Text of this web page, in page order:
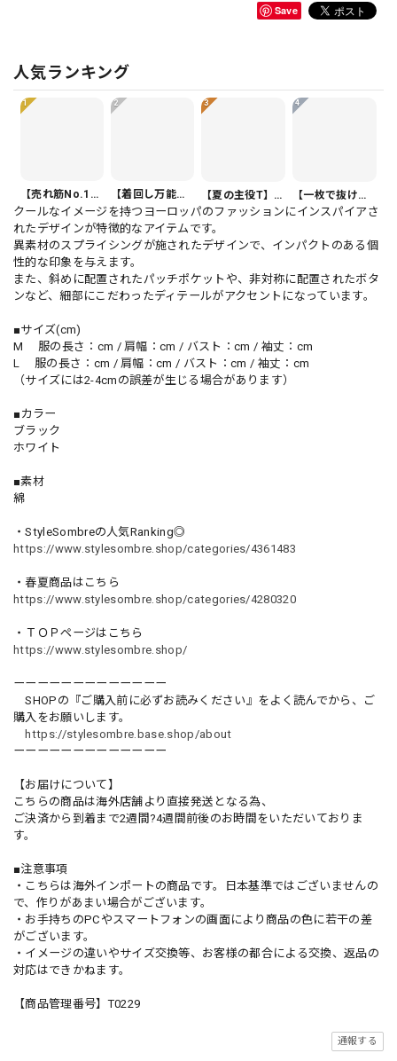
Save
人気ランキング
1
【売れ筋No.1】ボタンフロント バルーンシルエット ハーフ丈 パンツ 1color PT0407
2
【着回し万能】カジュアルクロップドパンツ PT0341
3
【夏の主役T】Vネック 半袖 アシンメトリー裾 ゆったり カットソー 1color T0508
4
【一枚で抜け感】オーバーサイズ 半袖 ドルマンスリーブ シャツ 1color PU0494
クールなイメージを持つヨーロッパのファッションにインスパイアさ
れたデザインが特徴的なアイテムです。
異素材のスプライシングが施されたデザインで、インパクトのある個
性的な印象を与えます。
また、斜めに配置されたパッチポケットや、非対称に配置されたボタ
ンなど、細部にこだわったディテールがアクセントになっています。
■サイズ(cm)
M 服の長さ：cm / 肩幅：cm / バスト：cm / 袖丈：cm
L 服の長さ：cm / 肩幅：cm / バスト：cm / 袖丈：cm
（サイズには2-4cmの誤差が生じる場合があります）
■カラー
ブラック
ホワイト
■素材
綿
・StyleSombreの人気Ranking◎
https://www.stylesombre.shop/categories/4361483
・春夏商品はこちら
https://www.stylesombre.shop/categories/4280320
・ＴＯＰページはこちら
https://www.stylesombre.shop/
ーーーーーーーーーーーーー
SHOPの『ご購入前に必ずお読みください』をよく読んでから、ご
購入をお願いします。
https://stylesombre.base.shop/about
ーーーーーーーーーーーーー
【お届けについて】
こちらの商品は海外店舗より直接発送となる為、
ご決済から到着まで2週間?4週間前後のお時間をいただいておりま
す。
■注意事項
・こちらは海外インポートの商品です。日本基準ではございませんの
で、作りがあまい場合がございます。
・お手持ちのPCやスマートフォンの画面により商品の色に若干の差
がございます。
・イメージの違いやサイズ交換等、お客様の都合による交換、返品の
対応はできかねます。
【商品管理番号】T0229
通報する